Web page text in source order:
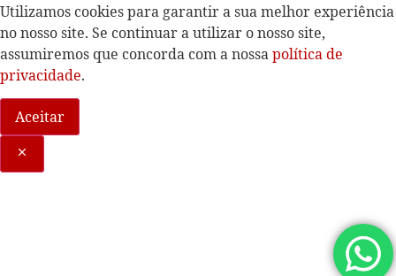
Utilizamos cookies para garantir a sua melhor experiência
no nosso site. Se continuar a utilizar o nosso site,
assumiremos que concorda com a nossapolítica de
privacidade.
Aceitar